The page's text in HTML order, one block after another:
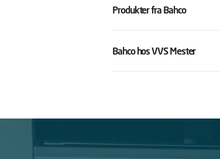
Produkter fra Bahco
Bahco hos VVS Mester